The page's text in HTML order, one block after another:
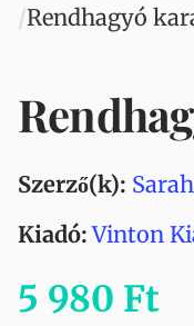
Rendhagyó
Szerző(k):
Kiadó: Vinton
5 980 Ft